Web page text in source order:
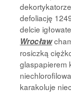
defoliację
delcie
Wrocław
rosiczką
glaspapierem
karakoluje